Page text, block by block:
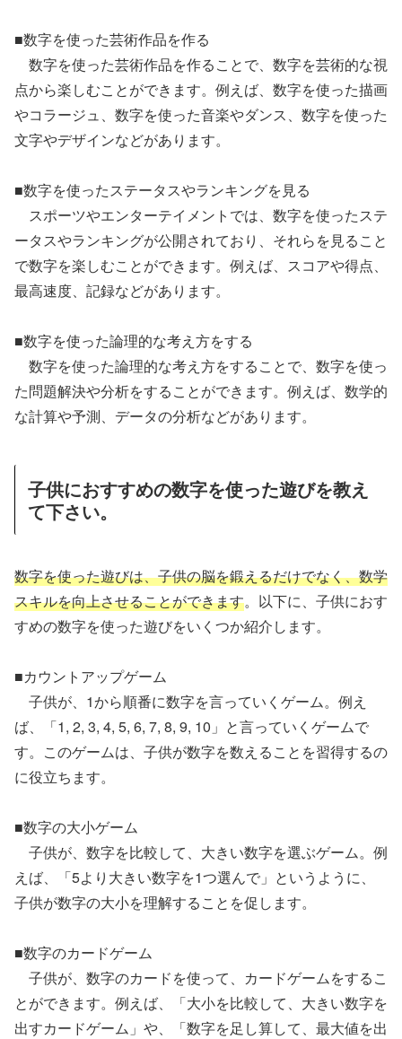
■数字を使った芸術作品を作る
数字を使った芸術作品を作ることで、数字を芸術的な視
点から楽しむことができます。例えば、数字を使った描画
やコラージュ、数字を使った音楽やダンス、数字を使った
文字やデザインなどがあります。
■数字を使ったステータスやランキングを見る
スポーツやエンターテイメントでは、数字を使ったステ
ータスやランキングが公開されており、それらを見ること
で数字を楽しむことができます。例えば、スコアや得点、
最高速度、記録などがあります。
■数字を使った論理的な考え方をする
数字を使った論理的な考え方をすることで、数字を使っ
た問題解決や分析をすることができます。例えば、数学的
な計算や予測、データの分析などがあります。
子供におすすめの数字を使った遊びを教え
て下さい。
数字を使った遊びは、子供の脳を鍛えるだけでなく、数学
スキルを向上させることができます。以下に、子供におす
すめの数字を使った遊びをいくつか紹介します。
■カウントアップゲーム
子供が、1から順番に数字を言っていくゲーム。例え
ば、「1, 2, 3, 4, 5, 6, 7, 8, 9, 10」と言っていくゲームで
す。このゲームは、子供が数字を数えることを習得するの
に役立ちます。
■数字の大小ゲーム
子供が、数字を比較して、大きい数字を選ぶゲーム。例
えば、「5より大きい数字を1つ選んで」というように、
子供が数字の大小を理解することを促します。
■数字のカードゲーム
子供が、数字のカードを使って、カードゲームをするこ
とができます。例えば、「大小を比較して、大きい数字を
出すカードゲーム」や、「数字を足し算して、最大値を出